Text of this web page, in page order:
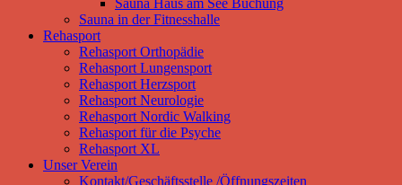
Sauna Haus am See Buchung
Sauna in der Fitnesshalle
Rehasport
Rehasport Orthopädie
Rehasport Lungensport
Rehasport Herzsport
Rehasport Neurologie
Rehasport Nordic Walking
Rehasport für die Psyche
Rehasport XL
Unser Verein
Kontakt/Geschäftsstelle /Öffnungszeiten